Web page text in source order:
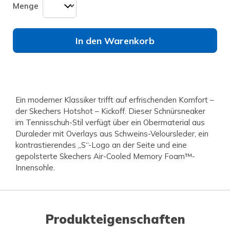
Menge
In den Warenkorb
Ein moderner Klassiker trifft auf erfrischenden Komfort –
der Skechers Hotshot – Kickoff. Dieser Schnürsneaker
im Tennisschuh-Stil verfügt über ein Obermaterial aus
Duraleder mit Overlays aus Schweins-Veloursleder, ein
kontrastierendes „S“-Logo an der Seite und eine
gepolsterte Skechers Air-Cooled Memory Foam™-
Innensohle.
Produkteigenschaften